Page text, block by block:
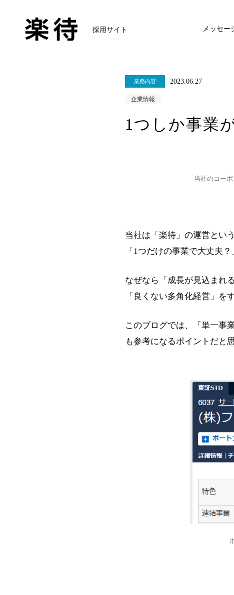
採用サイト メッセー
業務内容 2023.06.27
企業情報
1つしか事業
当社のコー
当社は「楽待」の運営とい
「1つだけの事業で大丈夫
なぜなら「成長が見込まれ
「良くない多角化経営」を
このブログでは、「単一事
も参考になるポイントだと